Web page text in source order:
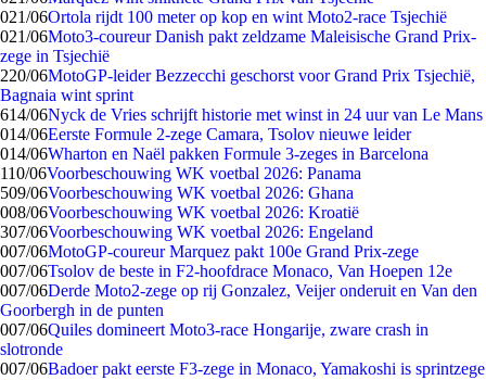
021/06Ortola rijdt 100 meter op kop en wint Moto2-race Tsjechië
021/06Moto3-coureur Danish pakt zeldzame Maleisische Grand Prix-
zege in Tsjechië
220/06MotoGP-leider Bezzecchi geschorst voor Grand Prix Tsjechië,
Bagnaia wint sprint
614/06Nyck de Vries schrijft historie met winst in 24 uur van Le Mans
014/06Eerste Formule 2-zege Camara, Tsolov nieuwe leider
014/06Wharton en Naël pakken Formule 3-zeges in Barcelona
110/06Voorbeschouwing WK voetbal 2026: Panama
509/06Voorbeschouwing WK voetbal 2026: Ghana
008/06Voorbeschouwing WK voetbal 2026: Kroatië
307/06Voorbeschouwing WK voetbal 2026: Engeland
007/06MotoGP-coureur Marquez pakt 100e Grand Prix-zege
007/06Tsolov de beste in F2-hoofdrace Monaco, Van Hoepen 12e
007/06Derde Moto2-zege op rij Gonzalez, Veijer onderuit en Van den
Goorbergh in de punten
007/06Quiles domineert Moto3-race Hongarije, zware crash in
slotronde
007/06Badoer pakt eerste F3-zege in Monaco, Yamakoshi is sprintzege